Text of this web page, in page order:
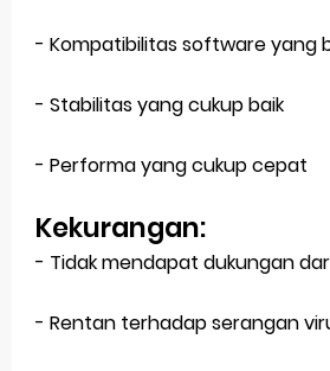
- Kompatibilitas software yang
- Stabilitas yang cukup baik
- Performa yang cukup cepat
Kekurangan:
- Tidak mendapat dukungan
- Rentan terhadap serangan